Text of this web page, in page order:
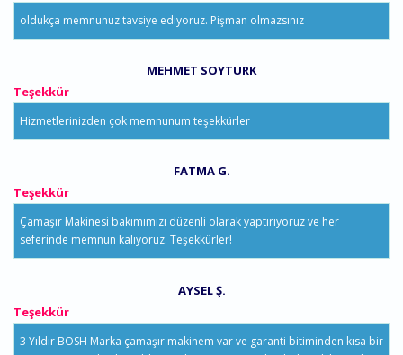
oldukça memnunuz tavsiye ediyoruz. Pişman olmazsınız
MEHMET SOYTURK
Teşekkür
Hizmetlerinizden çok memnunum teşekkürler
FATMA G.
Teşekkür
Çamaşır Makinesi bakımımızı düzenli olarak yaptırıyoruz ve her
seferinde memnun kalıyoruz. Teşekkürler!
AYSEL Ş.
Teşekkür
3 Yıldır BOSH Marka çamaşır makinem var ve garanti bitiminden kısa bir